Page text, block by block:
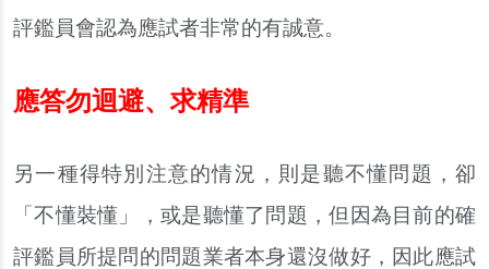
評鑑員會認為應試者非常的有誠意。
應答勿迴避、求精準
另一種得特別注意的情況，則是聽不懂問題，卻
「不懂裝懂」，或是聽懂了問題，但因為目前的確
評鑑員所提問的問題業者本身還沒做好，因此應試